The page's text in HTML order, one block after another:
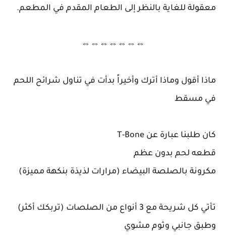
معقولة للغاية بالنظر إلى الطعام المقدم في المطعم.
⇔⇔⇔⇔⇔⇔⇔
ماذا أقول وماذا أترك وأخيراً بدأت في تناول شرائح اللحم
في مسقط
كان طلبنا عبارة عن T-Bone
قطعه لحم بدون عظم
مكرونة بالصلصة البيضاء (مرارات لذيذة بنكهة مميزة)
تأتي كل شريحة مع 3 أنواع من الصلصات (تربكك أكثر)
وطبق جانبي وثوم مشوي